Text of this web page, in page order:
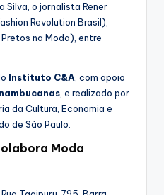
Silva, o jornalista Rener
Revolution Brasil),
na Moda), entre
Instituto C&A , com apoio
, e realizado por
da Cultura, Economia e
de São Paulo.
Moda